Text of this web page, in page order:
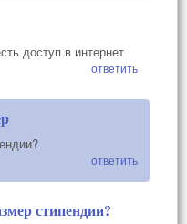
доступ в интернет
ответить
ответить
стипендии?